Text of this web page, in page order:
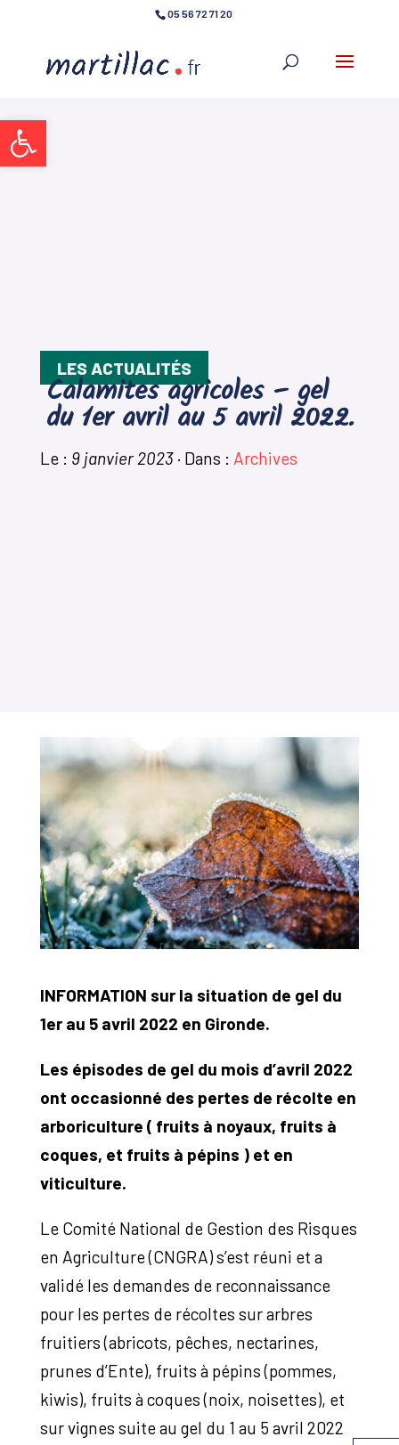
Ouvrir la barre d’outils
05 56 72 71 20
LES ACTUALITÉS
Calamites agricoles – gel
du 1er avril au 5 avril 2022.
Le : 9 janvier 2023· Dans : Archives
INFORMATION sur la situation de gel du
1er au 5 avril 2022 en Gironde.
Les épisodes de gel du mois d’avril 2022
ont occasionné des pertes de récolte en
arboriculture ( fruits à noyaux, fruits à
coques, et fruits à pépins ) et en
viticulture.
Le Comité National de Gestion des Risques
en Agriculture (CNGRA) s’est réuni et a
validé les demandes de reconnaissance
pour les pertes de récoltes sur arbres
fruitiers (abricots, pêches, nectarines,
prunes d’Ente), fruits à pépins (pommes,
kiwis), fruits à coques (noix, noisettes), et
sur vignes suite au gel du 1 au 5 avril 2022